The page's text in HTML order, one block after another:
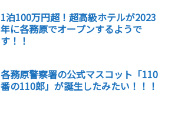
1泊100万円超！超高級ホテルが2023
年に各務原でオープンするようで
す！！
各務原警察署の公式マスコット「110
番の110郎」が誕生したみたい！！！